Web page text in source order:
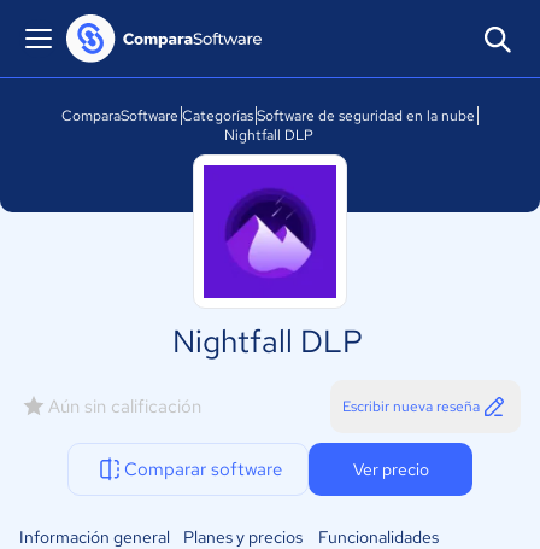
ComparaSoftware CategoríasSoftware de seguridad en la nube
Nightfall DLP
Nightfall DLP
Aún sin calificación Escribir nueva reseña
Comparar software Ver precio
Información general Planes y precios Funcionalidades